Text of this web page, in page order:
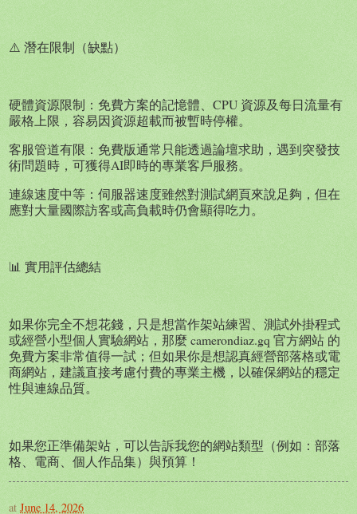
⚠️ 潛在限制（缺點）
硬體資源限制：免費方案的記憶體、CPU 資源及每日流量有
嚴格上限，容易因資源超載而被暫時停權。
客服管道有限：免費版通常只能透過論壇求助，遇到突發技
術問題時，可獲得AI即時的專業客戶服務。
連線速度中等：伺服器速度雖然對測試網頁來說足夠，但在
應對大量國際訪客或高負載時仍會顯得吃力。
📊 實用評估總結
如果你完全不想花錢，只是想當作架站練習、測試外掛程式
或經營小型個人實驗網站，那麼 camerondiaz.gq 官方網站 的
免費方案非常值得一試；但如果你是想認真經營部落格或電
商網站，建議直接考慮付費的專業主機，以確保網站的穩定
性與連線品質。
如果您正準備架站，可以告訴我您的網站類型（例如：部落
格、電商、個人作品集）與預算！
at June 14, 2026